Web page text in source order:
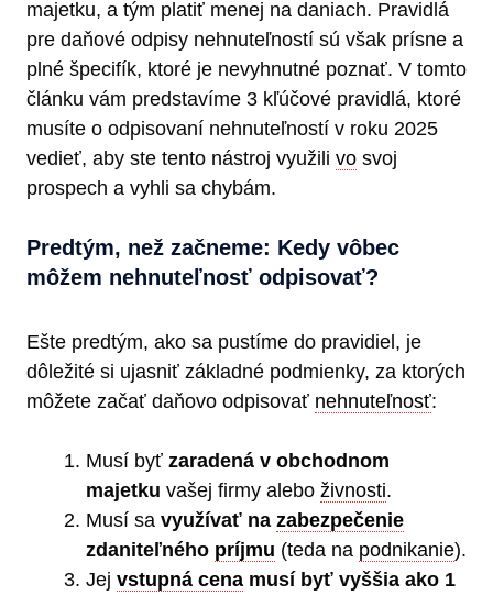
majetku, a tým platiť menej na daniach. Pravidlá
pre daňové odpisy nehnuteľností sú však prísne a
plné špecifík, ktoré je nevyhnutné poznať. V tomto
článku vám predstavíme 3 kľúčové pravidlá, ktoré
musíte o odpisovaní nehnuteľností v roku 2025
vedieť, aby ste tento nástroj využili vo svoj
prospech a vyhli sa chybám.
Predtým, než začneme: Kedy vôbec
môžem nehnuteľnosť odpisovať?
Ešte predtým, ako sa pustíme do pravidiel, je
dôležité si ujasniť základné podmienky, za ktorých
môžete začať daňovo odpisovať nehnuteľnosť:
Musí byť zaradená v obchodnom
majetku vašej firmy alebo živnosti.
Musí sa využívať na zabezpečenie
zdaniteľného príjmu (teda na podnikanie).
Jej vstupná cena musí byť vyššia ako 1